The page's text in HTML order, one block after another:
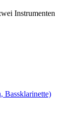
Instrumenten
Bassklarinette)